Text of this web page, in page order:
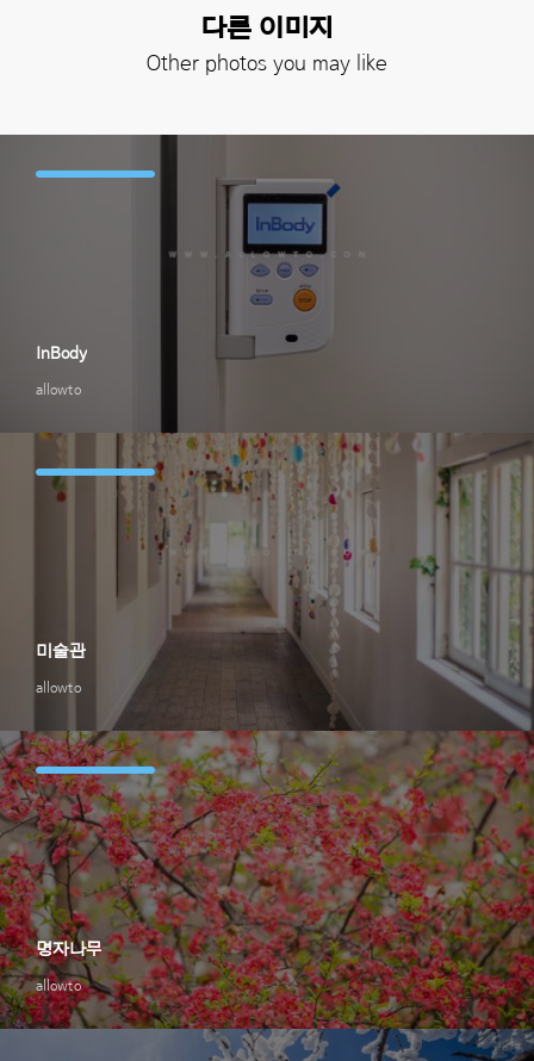
다른 이미지
Other photos you may like
allowto
InBody
allowto
미술관
allowto
명자나무